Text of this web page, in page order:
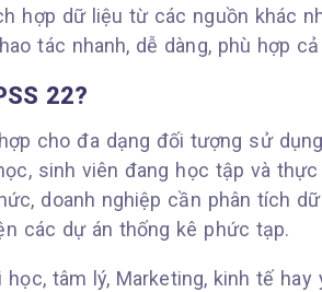
hợp dữ liệu từ các nguồn khác
tác nhanh, dễ dàng, phù hợp
22?
cho đa dạng đối tượng sử
sinh viên đang học tập và
doanh nghiệp cần phân tích
các dự án thống kê phức tạp.
học, tâm lý, Marketing, kinh tế